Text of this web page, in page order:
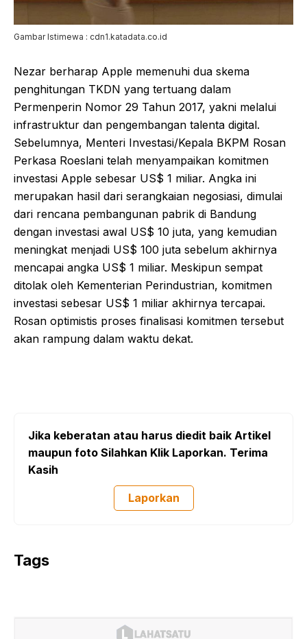
Gambar Istimewa : cdn1.katadata.co.id
Nezar berharap Apple memenuhi dua skema
penghitungan TKDN yang tertuang dalam
Permenperin Nomor 29 Tahun 2017, yakni melalui
infrastruktur dan pengembangan talenta digital.
Sebelumnya, Menteri Investasi/Kepala BKPM Rosan
Perkasa Roeslani telah menyampaikan komitmen
investasi Apple sebesar US$ 1 miliar. Angka ini
merupakan hasil dari serangkaian negosiasi, dimulai
dari rencana pembangunan pabrik di Bandung
dengan investasi awal US$ 10 juta, yang kemudian
meningkat menjadi US$ 100 juta sebelum akhirnya
mencapai angka US$ 1 miliar. Meskipun sempat
ditolak oleh Kementerian Perindustrian, komitmen
investasi sebesar US$ 1 miliar akhirnya tercapai.
Rosan optimistis proses finalisasi komitmen tersebut
akan rampung dalam waktu dekat.
Jika keberatan atau harus diedit baik Artikel
maupun foto Silahkan Klik Laporkan. Terima
Kasih
Laporkan
Tags